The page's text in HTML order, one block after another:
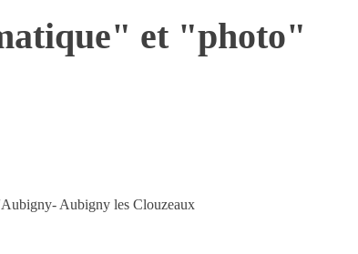
et "photo"
Aubigny les Clouzeaux